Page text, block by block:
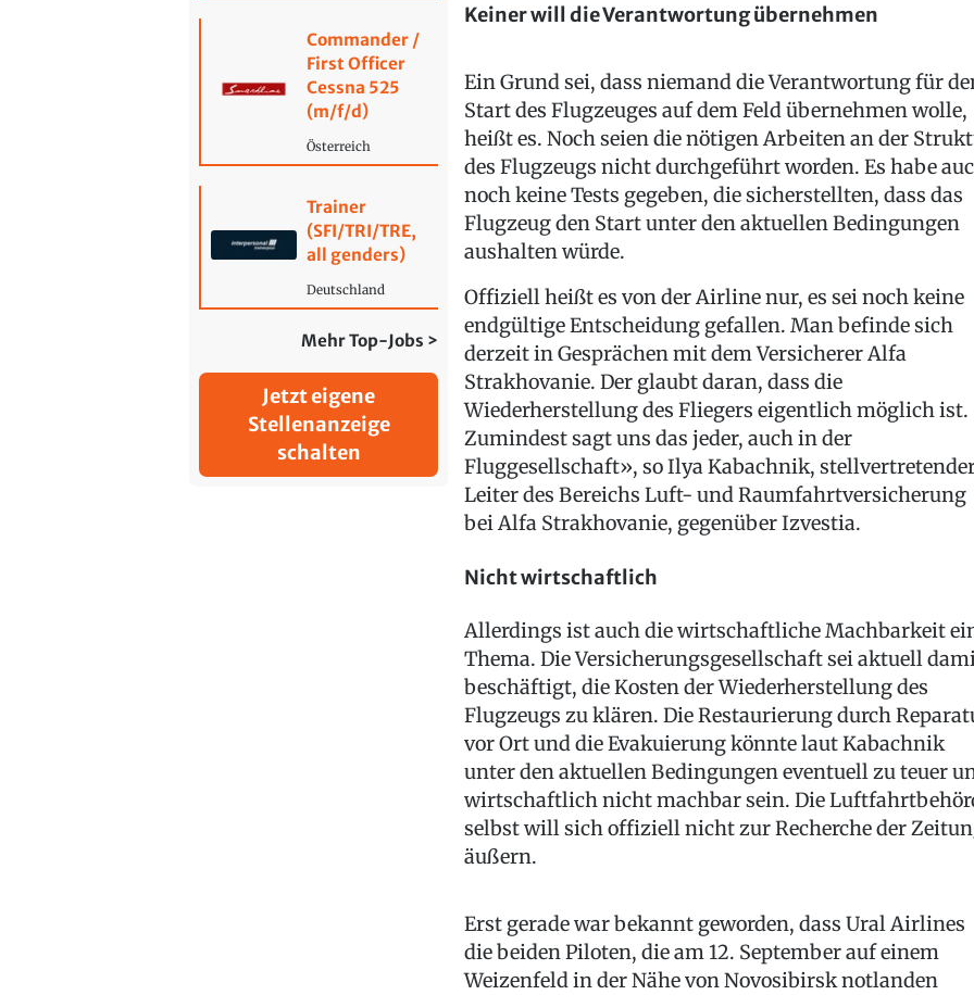
Commander /
First Officer
Cessna 525
(m/f/d)
Österreich
Trainer
(SFI/TRI/TRE,
all genders)
Deutschland
Mehr Top-Jobs >
Jetzt eigene
Stellenanzeige
schalten
Keiner will die Verantwortung übernehmen
Ein Grund sei, dass niemand die Verantwortung für
Start des Flugzeuges auf dem Feld übernehmen wolle,
heißt es. Noch seien die nötigen Arbeiten an der
des Flugzeugs nicht durchgeführt worden. Es habe
noch keine Tests gegeben, die sicherstellten, dass das
Flugzeug den Start unter den aktuellen Bedingungen
aushalten würde.
Offiziell heißt es von der Airline nur, es sei noch keine
endgültige Entscheidung gefallen. Man befinde sich
derzeit in Gesprächen mit dem Versicherer Alfa
Strakhovanie. Der glaubt daran, dass die
Wiederherstellung des Fliegers eigentlich möglich ist.
Zumindest sagt uns das jeder, auch in der
Fluggesellschaft», so Ilya Kabachnik,
Leiter des Bereichs Luft- und Raumfahrtversicherung
bei Alfa Strakhovanie, gegenüber Izvestia.
Nicht wirtschaftlich
Allerdings ist auch die wirtschaftliche Machbarkeit
Thema. Die Versicherungsgesellschaft sei aktuell
beschäftigt, die Kosten der Wiederherstellung des
Flugzeugs zu klären. Die Restaurierung durch
vor Ort und die Evakuierung könnte laut Kabachnik
unter den aktuellen Bedingungen eventuell zu teuer
wirtschaftlich nicht machbar sein. Die
selbst will sich offiziell nicht zur Recherche der
äußern.
Erst gerade war bekannt geworden, dass Ural Airlines
die beiden Piloten, die am 12. September auf einem
Weizenfeld in der Nähe von Novosibirsk notlanden